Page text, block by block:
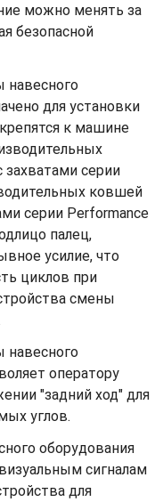
можно менять за
безопасной
навесного
для установки
к машине
захватами серии
ковшей
серии Performance
палец,
усилие, что
циклов при
смены
навесного
оператору
"задний ход" для
углов.
оборудования
сигналам
для